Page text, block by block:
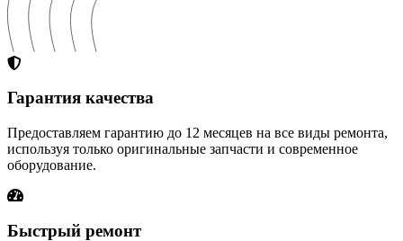
Гарантия качества
Предоставляем гарантию до 12 месяцев на все виды ремонта,
используя только оригинальные запчасти и современное
оборудование.
Быстрый ремонт